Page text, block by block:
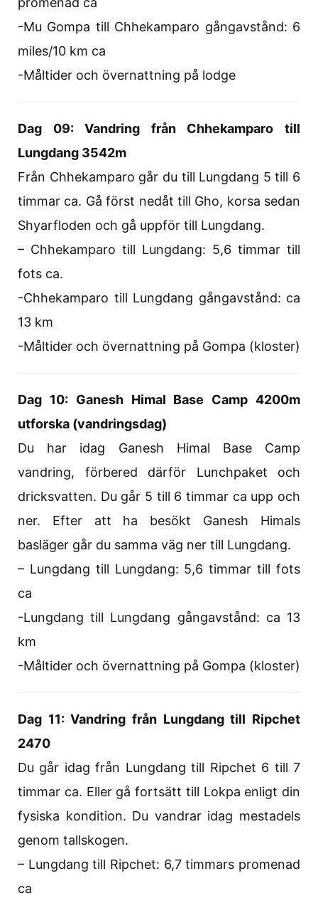
-Mu Gompa till Chhekamparo gångavstånd: 6
miles/10 km ca
-Måltider och övernattning på lodge
Dag 09: Vandring från Chhekamparo till
Lungdang 3542m
Från Chhekamparo går du till Lungdang 5 till 6
timmar ca. Gå först nedåt till Gho, korsa sedan
Shyarfloden och gå uppför till Lungdang.
– Chhekamparo till Lungdang: 5,6 timmar till
fots ca.
-Chhekamparo till Lungdang gångavstånd: ca
13 km
-Måltider och övernattning på Gompa (kloster)
Dag 10: Ganesh Himal Base Camp 4200m
utforska (vandringsdag)
Du har idag Ganesh Himal Base Camp
vandring, förbered därför Lunchpaket och
dricksvatten. Du går 5 till 6 timmar ca upp och
ner. Efter att ha besökt Ganesh Himals
basläger går du samma väg ner till Lungdang.
– Lungdang till Lungdang: 5,6 timmar till fots
ca
-Lungdang till Lungdang gångavstånd: ca 13
km
-Måltider och övernattning på Gompa (kloster)
Dag 11: Vandring från Lungdang till Ripchet
2470
Du går idag från Lungdang till Ripchet 6 till 7
timmar ca. Eller gå fortsätt till Lokpa enligt din
fysiska kondition. Du vandrar idag mestadels
genom tallskogen.
– Lungdang till Ripchet: 6,7 timmars promenad
ca